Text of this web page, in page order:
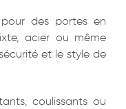
des portes en
acier ou même
et le style de
coulissants ou